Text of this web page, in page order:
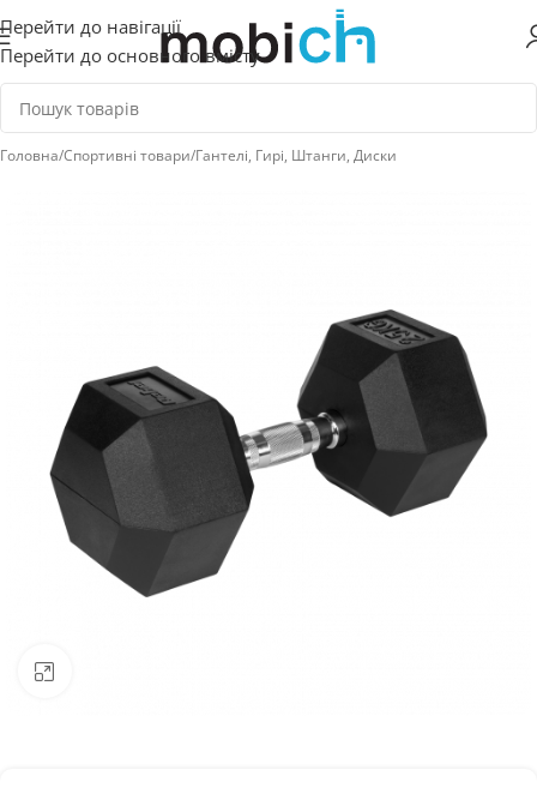
Перейти до навігації
Перейти до основного вмісту
Головна/Спортивні товари/Гантелі, Гирі, Штанги, Диски